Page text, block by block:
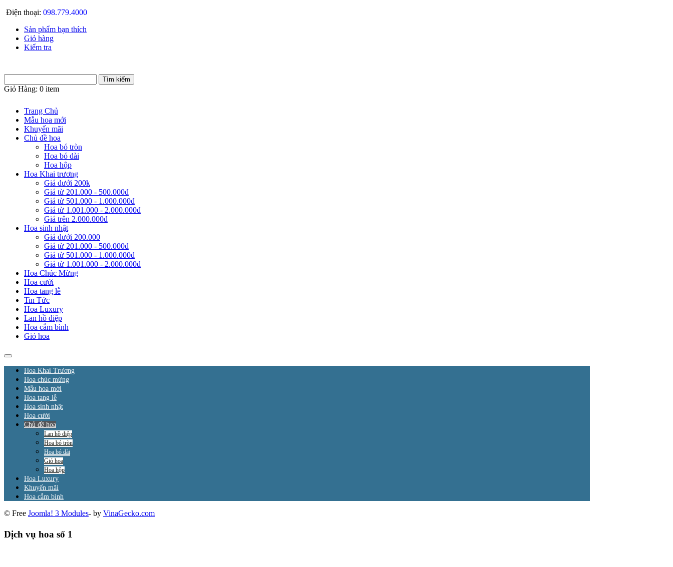
Điện thoại: 098.779.4000
Sản phẩm bạn thích
Giỏ hàng
Kiểm tra
Giỏ Hàng: 0 item
Trang Chủ
Mẫu hoa mới
Khuyến mãi
Chủ đề hoa
Hoa bó tròn
Hoa bó dài
Hoa hộp
Hoa Khai trương
Giá dưới 200k
Giá từ 201.000 - 500.000đ
Giá từ 501.000 - 1.000.000đ
Giá từ 1.001.000 - 2.000.000đ
Giá trên 2.000.000đ
Hoa sinh nhật
Giá dưới 200.000
Giá từ 201.000 - 500.000đ
Giá từ 501.000 - 1.000.000đ
Giá từ 1.001.000 - 2.000.000đ
Hoa Chúc Mừng
Hoa cưới
Hoa tang lễ
Tin Tức
Hoa Luxury
Lan hồ điệp
Hoa cắm bình
Giỏ hoa
Hoa Khai Trương
Hoa chúc mừng
Mẫu hoa mới
Hoa tang lễ
Hoa sinh nhật
Hoa cưới
Chủ đề hoa
Lan hồ điệp
Hoa bó tròn
Hoa bó dài
Giỏ hoa
Hoa hộp
Hoa Luxury
Khuyến mãi
Hoa cắm bình
© Free Joomla! 3 Modules- by VinaGecko.com
Dịch vụ hoa số 1